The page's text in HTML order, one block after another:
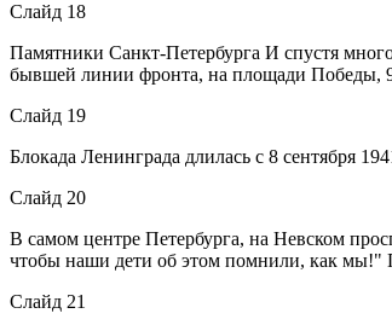
Слайд 18
Памятники Санкт-Петербурга И спустя
бывшей линии фронта, на площади Победы,
Слайд 19
Блокада Ленинграда длилась с 8 сентября
Слайд 20
В самом центре Петербурга, на Невском
чтобы наши дети об этом помнили, как мы!"
Слайд 21